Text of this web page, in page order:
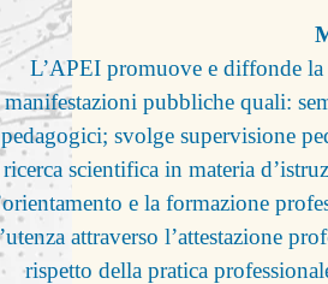
L’APEI promuove e diffonde
manifestazioni pubbliche quali:
pedagogici; svolge supervisione
ricerca scientifica in materia
e la formazione
attraverso l’attestazione
rispetto della pratica